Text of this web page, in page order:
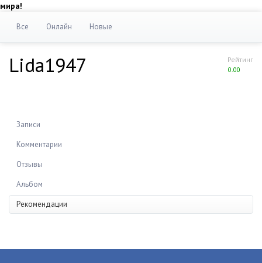
мира!
Все Онлайн Новые
Рейтинг
0.00
Lida1947
Записи
Комментарии
Отзывы
Альбом
Рекомендации